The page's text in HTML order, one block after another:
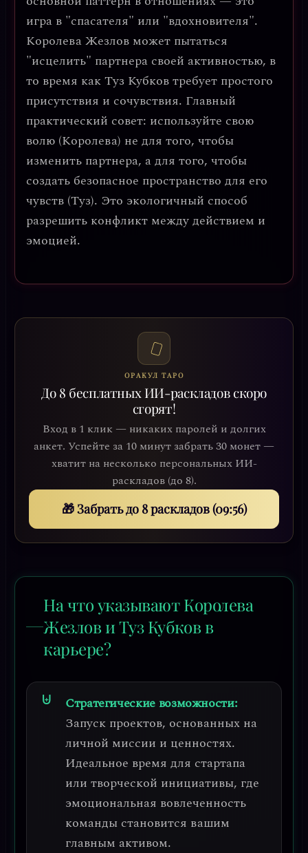
игра в "спасателя" или "вдохновителя".
Королева Жезлов может пытаться
"исцелить" партнера своей активностью, в
то время как Туз Кубков требует простого
присутствия и сочувствия. Главный
практический совет: используйте свою
волю (Королева) не для того, чтобы
изменить партнера, а для того, чтобы
создать безопасное пространство для его
чувств (Туз). Это экологичный способ
разрешить конфликт между действием и
эмоцией.
ОРАКУЛ ТАРО
До 8 бесплатных ИИ-раскладов скоро
сгорят!
Вход в 1 клик — никаких паролей и долгих
анкет. Успейте за 10 минут забрать 30 монет —
хватит на несколько персональных ИИ-
раскладов (до 8).
🎁 Забрать до 8 раскладов (09:53)
На что указывают Королева
Жезлов и Туз Кубков в
карьере?
Стратегические возможности:
Запуск проектов, основанных на
личной миссии и ценностях.
Идеальное время для стартапа
или творческой инициативы, где
эмоциональная вовлеченность
команды становится вашим
главным активом.